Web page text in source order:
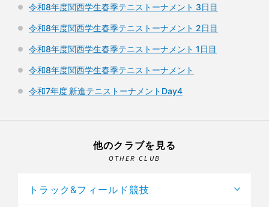
令和8年度関西学生春季テニストーナメント 3日目
令和8年度関西学生春季テニストーナメント 2日目
令和8年度関西学生春季テニストーナメント 1日目
令和8年度関西学生春季テニストーナメント
令和7年度 新進テニストーナメントDay4
他のクラブを見る
OTHER CLUB
トラック&フィールド競技